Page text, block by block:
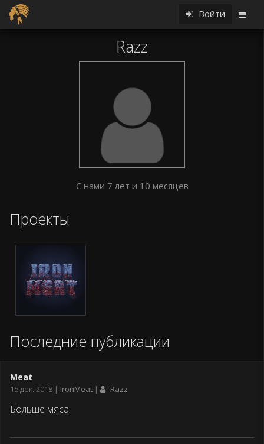
Войти
Razz
С нами 7 лет и 10 месяцев
Проекты
Последние публикации
Meat
Дата
15 дек. 2018 IronMeat Razz
Больше мяса